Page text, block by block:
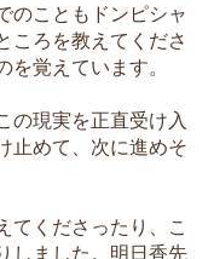
のこともドンピシャ
ころを教えてくださ
覚えています。
の現実を正直受け入
止めて、次に進めそ
てくださったり、こ
しました。明日香先